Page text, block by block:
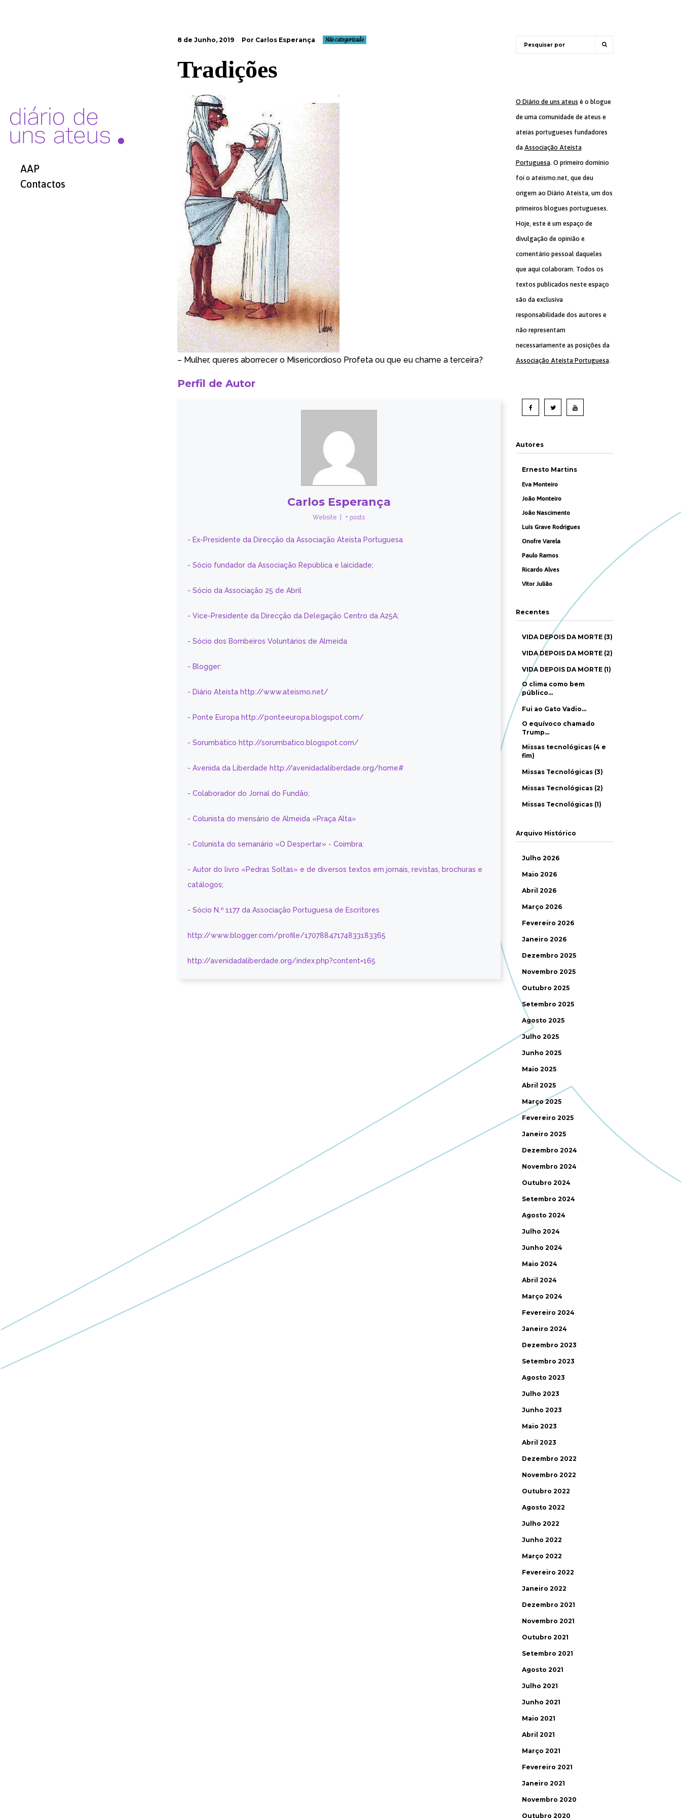
AAP
Contactos
8 de Junho, 2019 Por Carlos Esperança Não categorizado
Tradições
– Mulher, queres aborrecer o Misericordioso Profeta ou que eu chame a terceira?
Perfil de Autor
Carlos Esperança
Website + posts
- Ex-Presidente da Direcção da Associação Ateísta Portuguesa
- Sócio fundador da Associação República e laicidade;
- Sócio da Associação 25 de Abril
- Vice-Presidente da Direcção da Delegação Centro da A25A;
- Sócio dos Bombeiros Voluntários de Almeida
- Blogger:
- Diário Ateísta http://www.ateismo.net/
- Ponte Europa http://ponteeuropa.blogspot.com/
- Sorumbático http://sorumbatico.blogspot.com/
- Avenida da Liberdade http://avenidadaliberdade.org/home#
- Colaborador do Jornal do Fundão;
- Colunista do mensário de Almeida «Praça Alta»
- Colunista do semanário «O Despertar» - Coimbra:
- Autor do livro «Pedras Soltas» e de diversos textos em jornais, revistas, brochuras e
catálogos;
- Sócio N.º 1177 da Associação Portuguesa de Escritores
http://www.blogger.com/profile/17078847174833183365
http://avenidadaliberdade.org/index.php?content=165
O Diário de uns ateus é o blogue
de uma comunidade de ateus e
ateias portugueses fundadores
da Associação Ateísta
Portuguesa. O primeiro domínio
foi o ateismo.net, que deu
origem ao Diário Ateísta, um dos
primeiros blogues portugueses.
Hoje, este é um espaço de
divulgação de opinião e
comentário pessoal daqueles
que aqui colaboram. Todos os
textos publicados neste espaço
são da exclusiva
responsabilidade dos autores e
não representam
necessariamente as posições da
Associação Ateísta Portuguesa.
Autores
Ernesto Martins
Eva Monteiro
João Monteiro
João Nascimento
Luís Grave Rodrigues
Onofre Varela
Paulo Ramos
Ricardo Alves
Vítor Julião
Recentes
VIDA DEPOIS DA MORTE (3)
VIDA DEPOIS DA MORTE (2)
VIDA DEPOIS DA MORTE (1)
O clima como bem
público…
Fui ao Gato Vadio…
O equívoco chamado
Trump…
Missas tecnológicas (4 e
fim)
Missas Tecnológicas (3)
Missas Tecnológicas (2)
Missas Tecnológicas (1)
Arquivo Histórico
Julho 2026
Maio 2026
Abril 2026
Março 2026
Fevereiro 2026
Janeiro 2026
Dezembro 2025
Novembro 2025
Outubro 2025
Setembro 2025
Agosto 2025
Julho 2025
Junho 2025
Maio 2025
Abril 2025
Março 2025
Fevereiro 2025
Janeiro 2025
Dezembro 2024
Novembro 2024
Outubro 2024
Setembro 2024
Agosto 2024
Julho 2024
Junho 2024
Maio 2024
Abril 2024
Março 2024
Fevereiro 2024
Janeiro 2024
Dezembro 2023
Setembro 2023
Agosto 2023
Julho 2023
Junho 2023
Maio 2023
Abril 2023
Dezembro 2022
Novembro 2022
Outubro 2022
Agosto 2022
Julho 2022
Junho 2022
Março 2022
Fevereiro 2022
Janeiro 2022
Dezembro 2021
Novembro 2021
Outubro 2021
Setembro 2021
Agosto 2021
Julho 2021
Junho 2021
Maio 2021
Abril 2021
Março 2021
Fevereiro 2021
Janeiro 2021
Novembro 2020
Outubro 2020